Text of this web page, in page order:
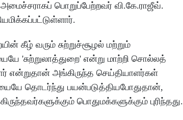
பொறுப்பேற்றவர் வி.கே.ராஜீவ்.
கீழ் வரும் சுற்றுச்சூழல் மற்றும்
'சுற்றுலாத்துறை' என்று மாற்றி சொல்லத்
என்றுதான் அங்கிருந்த செய்தியாளர்கள்
தொடர்ந்து பயன்படுத்தியபோதுதான்,
பொதுமக்களுக்கும் புரிந்தது.